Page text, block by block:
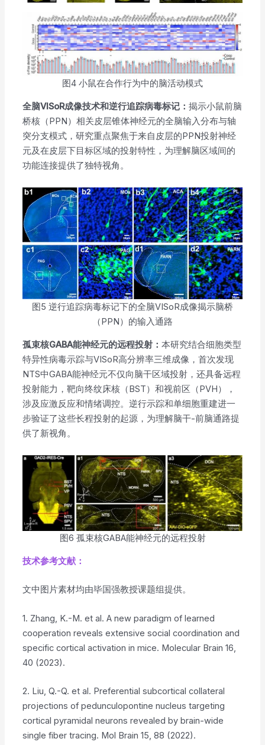
图4 ⼩⿏在合作⾏为中的脑活动模式
全脑VISoR成像技术和逆⾏追踪病毒标记： 揭示小鼠前脑
桥核（PPN）相关⽪层锥体神经元的全脑输入分布与轴
突分支模式，研究重点聚焦于来自皮层的PPN投射神经
元及在皮层下目标区域的投射特性，为理解脑区域间的
功能连接提供了独特视角。
图5 逆⾏追踪病毒标记下的全脑VISoR成像揭示脑桥
（PPN）的输入通路
孤束核GABA能神经元的远程投射： 本研究结合细胞类型
特异性病毒示踪与VISoR⾼分辨率三维成像，⾸次发现
NTS中GABA能神经元不仅向脑⼲区域投射，还具备远程
投射能⼒，靶向终纹床核（BST）和视前区（PVH），
涉及应激反应和情绪调控。逆行示踪和单细胞重建进一
步验证了这些长程投射的起源，为理解脑干-前脑通路提
供了新视角。
图6 孤束核GABA能神经元的远程投射
技术参考文献：
文中图片素材均由毕国强教授课题组提供。
1. Zhang, K.-M. et al. A new paradigm of learned
cooperation reveals extensive social coordination and
specific cortical activation in mice. Molecular Brain 16,
40 (2023).
2. Liu, Q.-Q. et al. Preferential subcortical collateral
projections of pedunculopontine nucleus targeting
cortical pyramidal neurons revealed by brain-wide
single fiber tracing. Mol Brain 15, 88 (2022).